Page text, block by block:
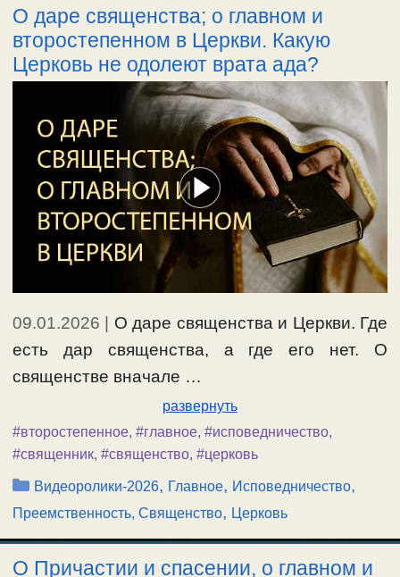
О даре священства; о главном и
второстепенном в Церкви. Какую
Церковь не одолеют врата ада?
09.01.2026 | О даре священства и Церкви. Где
есть дар священства, а где его нет. О
священстве вначале …
развернуть
#второстепенное, #главное, #исповедничество,
#священник, #священство, #церковь
Рубрики
Видеоролики-2026, Главное, Исповедничество,
Преемственность, Священство, Церковь
О Причастии и спасении, о главном и